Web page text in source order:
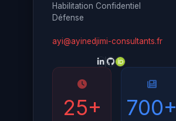
Habilitation Confidentiel
Défense
ayi@ayinedjimi-consultants.fr
25+ 700+